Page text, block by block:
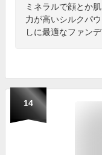
ミネラルで顔とか
力が高いシルクパ
しに最適なファン
14